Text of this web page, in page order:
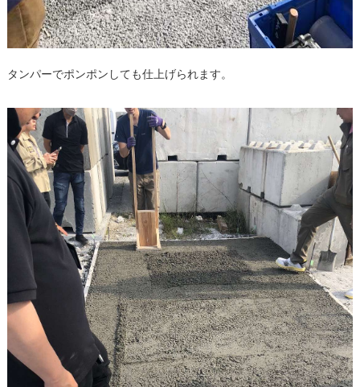
タンパーでポンポンしても仕上げられます。